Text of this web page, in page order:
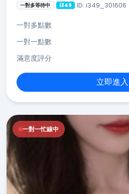
一對多等待中 i349 ID: i349_301606
一對多點數
一對一點數
滿意度評分
立即進入
一對一忙線中